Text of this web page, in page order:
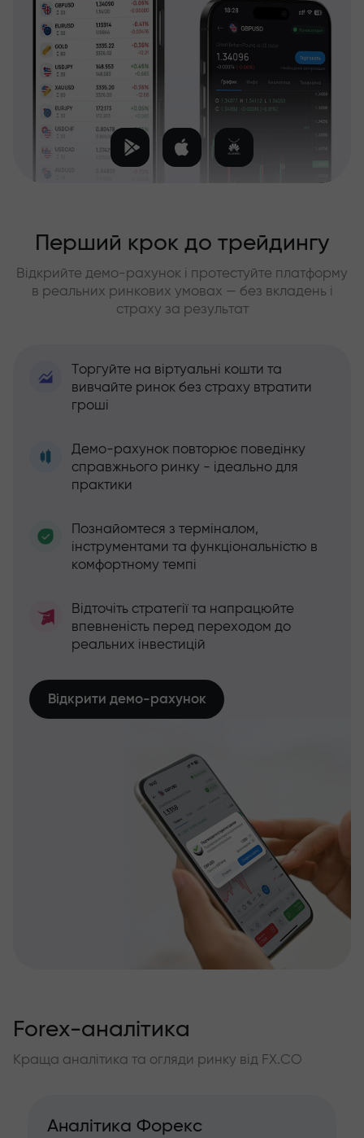
Перший крок до трейдингу
Відкрийте демо-рахунок і протестуйте платформу
в реальних ринкових умовах — без вкладень і
страху за результат
Торгуйте на віртуальні кошти та
вивчайте ринок без страху втратити
гроші
Демо-рахунок повторює поведінку
справжнього ринку - ідеально для
практики
Познайомтеся з терміналом,
інструментами та функціональністю в
комфортному темпі
Відточіть стратегії та напрацюйте
впевненість перед переходом до
реальних інвестицій
Відкрити демо-рахунок
Forex-аналітика
Краща аналітика та огляди ринку від FX.CO
Аналітика Форекс